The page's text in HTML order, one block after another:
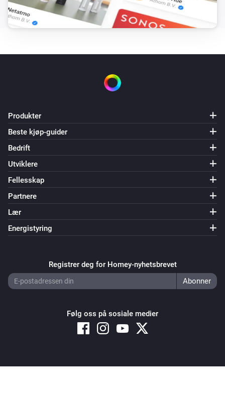
Produkter
Beste kjøp-guider
Bedrift
Utviklere
Fellesskap
Partnere
Lær
Energistyring
Registrer deg for Homey-nyhetsbrevet
Følg oss på sosiale medier